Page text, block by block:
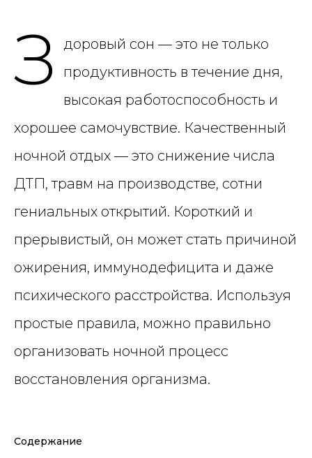
З
доровый сон — это не только
продуктивность в течение дня,
высокая работоспособность и
хорошее самочувствие. Качественный
ночной отдых — это снижение числа
ДТП, травм на производстве, сотни
гениальных открытий. Короткий и
прерывистый, он может стать причиной
ожирения, иммунодефицита и даже
психического расстройства. Используя
простые правила, можно правильно
организовать ночной процесс
восстановления организма.
Содержание